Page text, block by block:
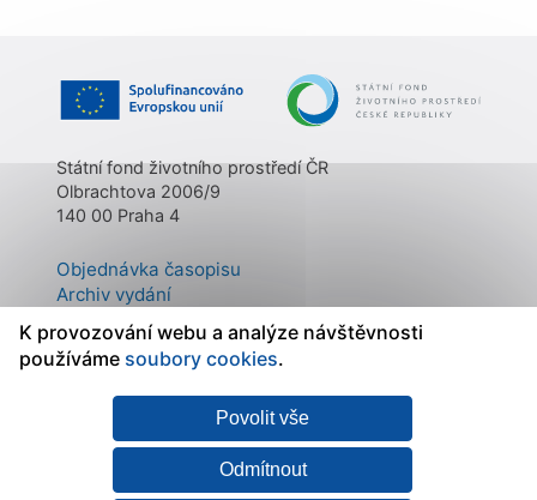
Státní fond životního prostředí ČR
Olbrachtova 2006/9
140 00 Praha 4
Objednávka časopisu
Archiv vydání
Kontakty
O časopisu
Prohlášení o
Zásady
zpracování osobních
životního prostředí ČR
K provozování webu a analýze návštěvnosti
používáme soubory cookies.
Povolit vše
Odmítnout